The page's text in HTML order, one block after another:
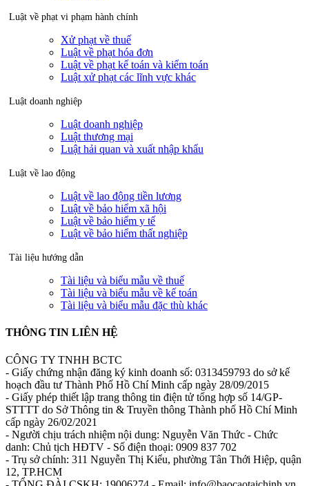
Luật về phạt vi phạm hành chính
Xử phạt về thuế
Luật về phạt hóa đơn
Luật về phạt kế toán và kiểm toán
Luật xử phạt các lĩnh vực khác
Luật doanh nghiệp
Luật doanh nghiệp
Luật thương mại
Luật hải quan và xuất nhập khẩu
Luật về lao động
Luật về lao động tiền lương
Luật về bảo hiểm xã hội
Luật về bảo hiểm y tế
Luật về bảo hiểm thất nghiệp
Tài liệu hướng dẫn
Tài liệu và biểu mẫu về thuế
Tài liệu và biểu mẫu về kế toán
Tài liệu và biểu mẫu đặc thù khác
THÔNG TIN LIÊN HỆ
CÔNG TY TNHH BCTC
- Giấy chứng nhận đăng ký kinh doanh số: 0313459793 do sở kế
hoạch đầu tư Thành Phố Hồ Chí Minh cấp ngày 28/09/2015
- Giấy phép thiết lập trang thông tin điện tử tổng hợp số 14/GP-
STTTT do Sở Thông tin & Truyền thông Thành phố Hồ Chí Minh
cấp ngày 26/02/2021
- Người chịu trách nhiệm nội dung: Nguyễn Văn Thức - Chức
danh: Chủ tịch HĐTV - Số điện thoại: 0909 837 702
- Trụ sở chính: 311 Nguyễn Thị Kiểu, phường Tân Thới Hiệp, quận
12, TP.HCM